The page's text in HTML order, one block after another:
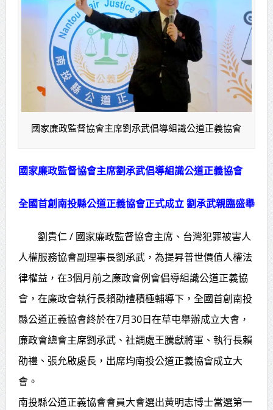
動土創造千個就業機會
高雄「三民運動中心」市長陳其
邁、運動部長李洋各界貴賓共同揭幕
高雄東照山關帝廟全國國中小學書
法比賽 圓滿落幕
賴清德總統主持將官晉任 期勉精進
蔣萬安再拋出「倒閣說」 喊推陳其
圍者 允諾完善支持體系
國家廉政監督協會主席劉承武倡導組識公道正義協會
國家廉政監督協會主席劉承武倡導組識公道正義協會
全國首創南投縣公道正義協會正式成立 劉承武親臨盛舉
劉貴仁 / 國家廉政監督協會主席、台灣犯罪被害人
人權服務協會副理事長劉承武，為提昇普世價值人權法
律權益，在3個月前之廉政會例會倡導組識公道正義協
會，在廉政會執行長賴劭禮積極輔導下，全國首創南投
縣公道正義協會終於在7月30日在草屯舉辦成立大會，
廉政會總會主席劉承武、社調處王騰獻將軍、執行長賴
劭禮、張允啟處長，出席均南投公道正義協會成立大
會。
南投縣公道正義協會會員大會選出黃明志博士當選第一